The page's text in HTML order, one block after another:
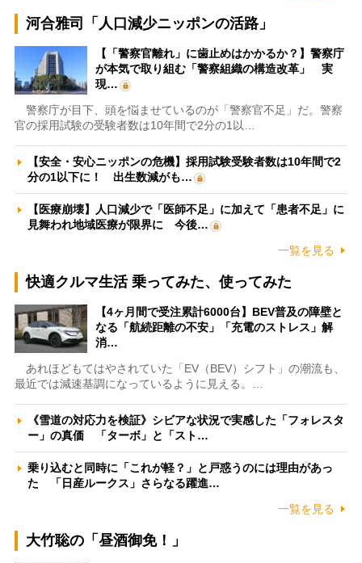
河合雅司「人口減少ニッポンの活路」
【「警察官離れ」に歯止めはかかるか？】警察庁
が本気で取り組む「警察組織の構造改革」 実
現…
警察庁が目下、頭を悩ませているのが「警察官不足」だ。警察
官の採用試験の受験者数は10年間で2分の1以…
【安全・安心ニッポンの危機】採用試験受験者数は10年間で2
分の1以下に！ 出生数減がも…
【医療崩壊】人口減少で「医師不足」に加えて「患者不足」に
見舞われ地域医療が限界に 今後…
一覧を見る
快適クルマ生活 乗ってみた、使ってみた
【4ヶ月間で受注累計6000台】BEV普及の障壁と
なる「航続距離の不安」「充電のストレス」解
消…
あれほどもてはやされていた「EV（BEV）シフト」の潮流も、
最近では減速基調になっているように見える。…
《雪道の対応力を検証》シビアな状況で実感した「フォレスタ
ー」の真価 「ターボ」と「スト…
乗り込むと同時に「これが軽？」と戸惑うのには理由があっ
た 「日産ルークス」さらなる躍進…
一覧を見る
大竹聡の「昼酒御免！」